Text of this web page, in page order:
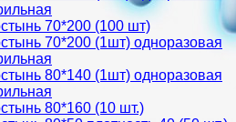
70*200 (100 шт)
70*200 (1шт) одноразовая
80*140 (1шт) одноразовая
80*160 (10 шт.)